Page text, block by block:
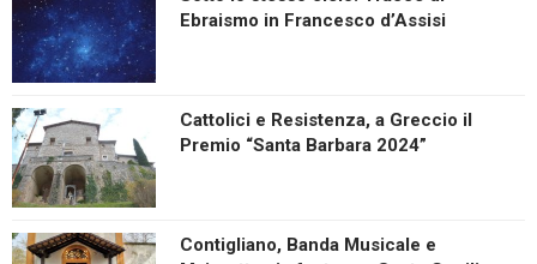
Ebraismo in Francesco d’Assisi
Cattolici e Resistenza, a Greccio il
Premio “Santa Barbara 2024”
Contigliano, Banda Musicale e